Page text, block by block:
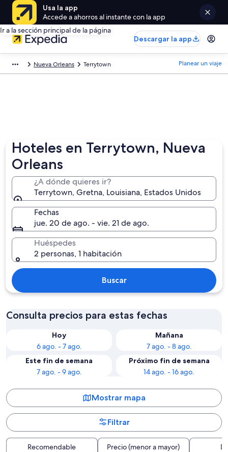
Usa la app
Accede a ahorros al instante con la app
Ir a la sección principal de la página
Descargar la app
Nueva Orleans Terrytown Planear un viaje
Hoteles en Terrytown, Nueva
Orleans
¿A dónde quieres ir?
Terrytown, Gretna, Louisiana, Estados Unidos
Fechas
jue. 20 de ago. - vie. 21 de ago.
Huéspedes
2 personas, 1 habitación
Buscar
Consulta precios para estas fechas
Hoy
6 ago. - 7 ago.
Mañana
7 ago. - 8 ago.
Este fin de semana
7 ago. - 9 ago.
Próximo fin de semana
14 ago. - 16 ago.
Mostrar mapa
Filtrar
Recomendable Precio (menor a mayor)